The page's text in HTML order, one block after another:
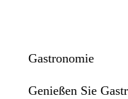
Gastronomie
Genießen Sie